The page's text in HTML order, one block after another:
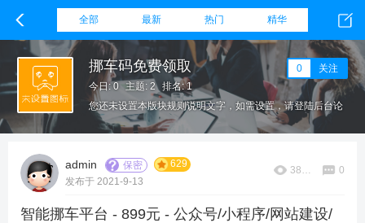
全部 最新 热门 精华
挪车码免费领取
今日: 0 主题: 2 排名: 1
0 关注
您还未设置本版块规则说明文字，如需设置，请登陆后台论
坛栏目，在该板块设置下方填写本版块规则。
0
admin 保密
629
发布于 2021-9-13
智能挪车平台 - 899元 - 公众号/小程序/网站建设/